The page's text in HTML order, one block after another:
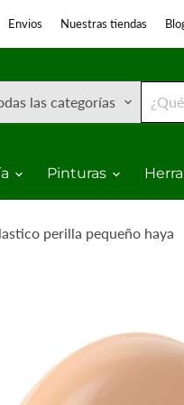
Envios Nuestras tiendas
las categorías
Pinturas
perilla pequeño haya